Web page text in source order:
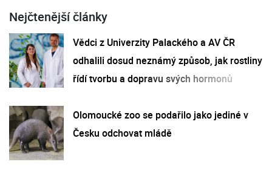
Nejčtenější články
Vědci z Univerzity Palackého a AV ČR
odhalili dosud neznámý způsob, jak rostliny
řídí tvorbu a dopravu svých hormonů
Olomoucké zoo se podařilo jako jediné v
Česku odchovat mládě